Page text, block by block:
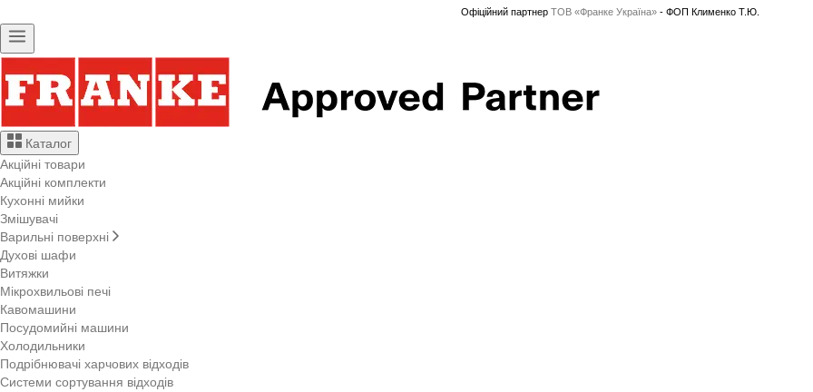
Офіційний партнер ТОВ «Франке Україна»- ФОП Клименко Т.Ю.
Каталог
Акційні товари
Акційні комплекти
Кухонні мийки
Змішувачі
Варильні поверхні
Духові шафи
Витяжки
Мікрохвильові печі
Кавомашини
Посудомийні машини
Холодильники
Подрібнювачі харчових відходів
Системи сортування відходів